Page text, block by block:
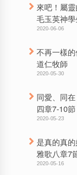
來吧！屬
毛玉英神
2020-06-06
不再一樣
道仁牧師
2020-05-30
同愛、同
四章7-10
2020-05-23
是真的真
雅歌八章7
2020-05-16